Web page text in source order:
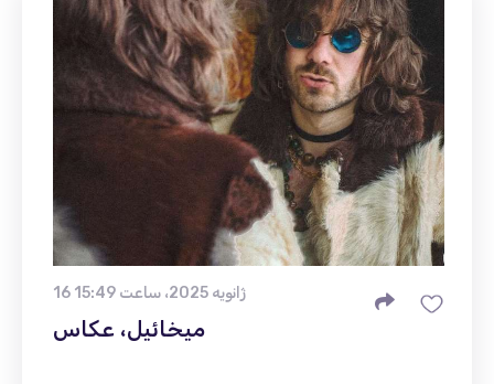
16 ژانویه 2025، ساعت 15:49
میخائیل، عکاس